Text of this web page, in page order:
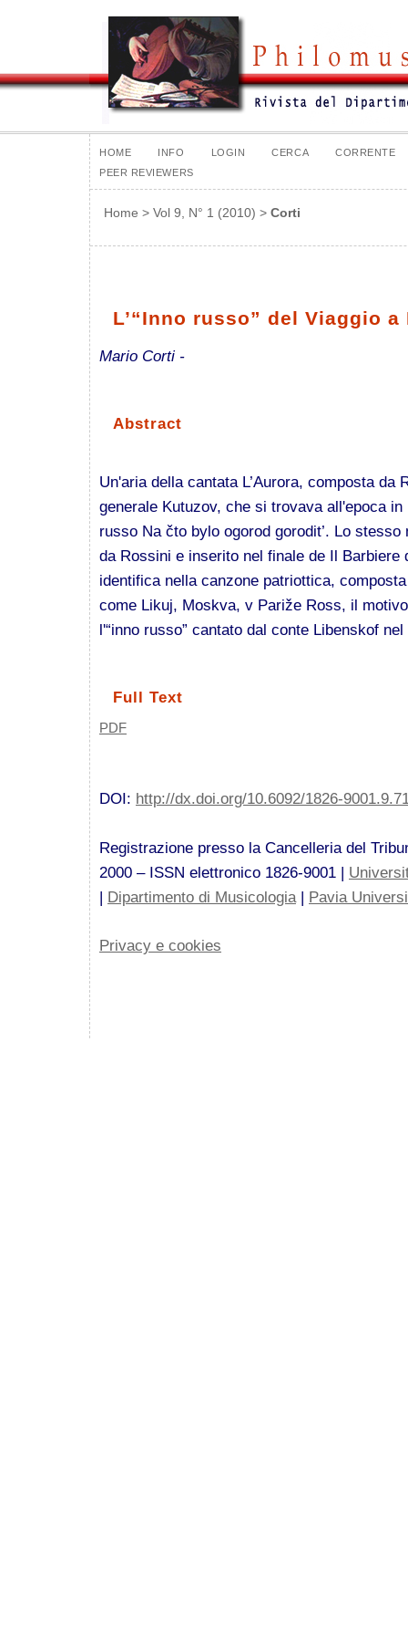
HOME INFO LOGIN CERCA
CORRENTE
PEER REVIEWERS
Home > Vol 9, N° 1 (2010) > Corti
L’“Inno russo” del Viaggio
Mario Corti -
Abstract
Un'aria della cantata L’Aurora, composta da
generale Kutuzov, che si trovava all'epoca
russo Na čto bylo ogorod gorodit’. Lo
da Rossini e inserito nel finale de Il
identifica nella canzone patriottica,
come Likuj, Moskva, v Pariže Ross, il
l'“inno russo” cantato dal conte Libenskof
Full Text
PDF
DOI: http://dx.doi.org/10.6092/1826-
Registrazione presso la Cancelleria del
2000 – ISSN elettronico 1826-9001 |
| Dipartimento di Musicologia | Pavia
Privacy e cookies